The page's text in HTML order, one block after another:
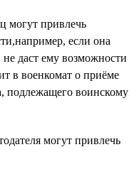
могут привлечь
если она
не даст ему возможности
в военкомат о приёме
подлежащего воинскому
могут привлечь